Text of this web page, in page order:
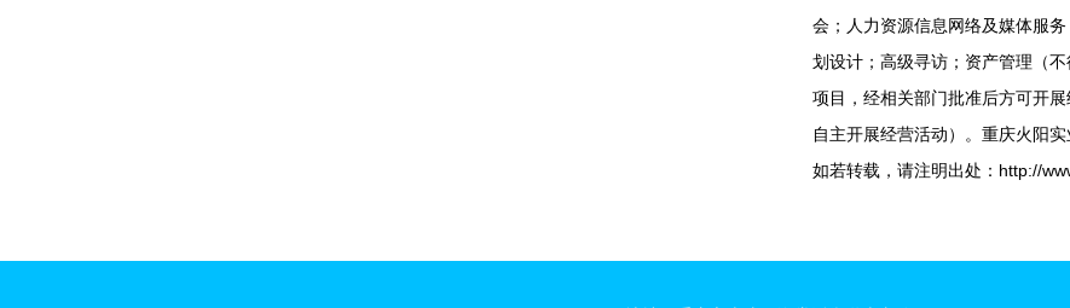
会；人力资源信息网络及媒体服
划设计；高级寻访；资产管理（
项目，经相关部门批准后方可开
自主开展经营活动）。重庆火阳
如若转载，请注明出处：http://